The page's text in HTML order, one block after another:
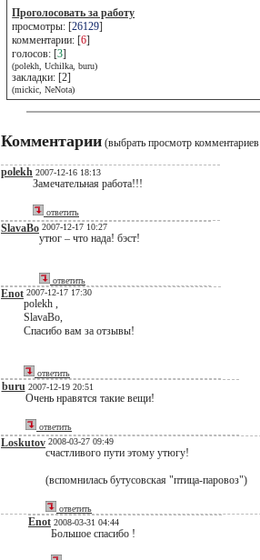
Проголосовать за работу
просмотры: [26129]
комментарии: [6]
голосов: [3]
(polekh, Uchilka, buru)
закладки: [2]
(mickic, NeNota)
Комментарии (выбрать просмотр комментариев
polekh 2007-12-16 18:13
Замечательная работа!!!
ответить
SlavaBo 2007-12-17 10:27
утюг – что нада! бэст!
ответить
Enot 2007-12-17 17:30
polekh ,
SlavaBo,
Спасибо вам за отзывы!
ответить
buru 2007-12-19 20:51
Очень нравятся такие вещи!
ответить
Loskutov 2008-03-27 09:49
счастливого пути этому утюгу!
(вспомнилась бутусовская "птица-паровоз")
ответить
Enot 2008-03-31 04:44
Большое спасибо !